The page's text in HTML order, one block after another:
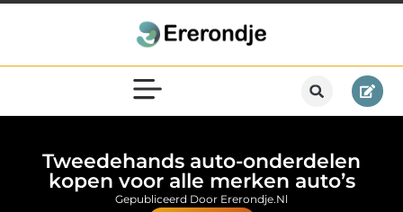
Tweedehands auto-onderdelen
kopen voor alle merken auto’s
Gepubliceerd Door Ererondje.nl